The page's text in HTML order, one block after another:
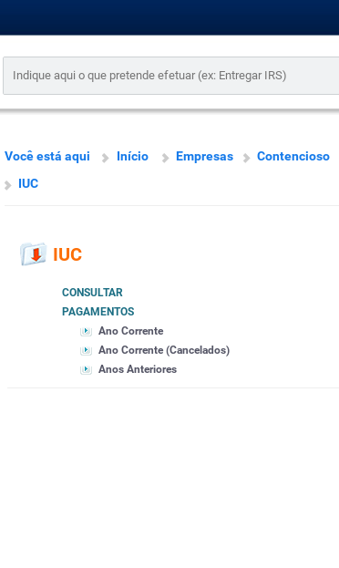
Você está aqui Início Empresas Contencioso
IUC
IUC
CONSULTAR
PAGAMENTOS
Ano Corrente
Ano Corrente (Cancelados)
Anos Anteriores